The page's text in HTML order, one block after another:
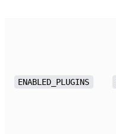
ENABLED_PLUGINS